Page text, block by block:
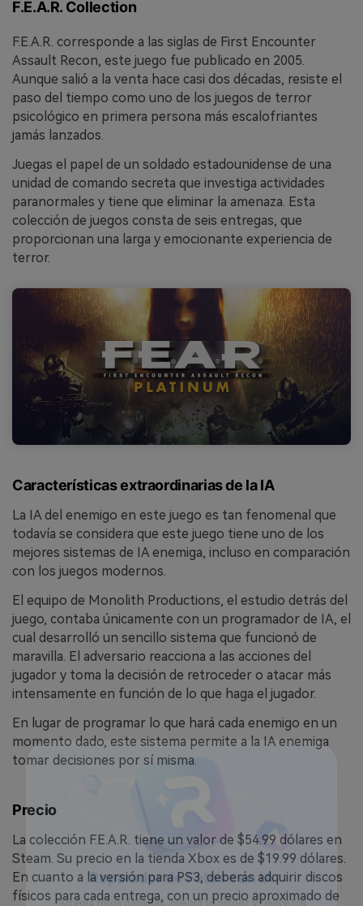
F.E.A.R. Collection
F.E.A.R. corresponde a las siglas de First Encounter
Assault Recon, este juego fue publicado en 2005.
Aunque salió a la venta hace casi dos décadas, resiste el
paso del tiempo como uno de los juegos de terror
psicológico en primera persona más escalofriantes
jamás lanzados.
Juegas el papel de un soldado estadounidense de una
unidad de comando secreta que investiga actividades
paranormales y tiene que eliminar la amenaza. Esta
colección de juegos consta de seis entregas, que
proporcionan una larga y emocionante experiencia de
terror.
Características extraordinarias de la IA
La IA del enemigo en este juego es tan fenomenal que
todavía se considera que este juego tiene uno de los
mejores sistemas de IA enemiga, incluso en comparación
con los juegos modernos.
El equipo de Monolith Productions, el estudio detrás del
juego, contaba únicamente con un programador de IA, el
cual desarrolló un sencillo sistema que funcionó de
maravilla. El adversario reacciona a las acciones del
jugador y toma la decisión de retroceder o atacar más
intensamente en función de lo que haga el jugador.
En lugar de programar lo que hará cada enemigo en un
momento dado, este sistema permite a la IA enemiga
tomar decisiones por sí misma.
Precio
La colección F.E.A.R. tiene un valor de $54.99 dólares en
Steam. Su precio en la tienda Xbox es de $19.99 dólares.
En cuanto a la versión para PS3, deberás adquirir discos
físicos para cada entrega, con un precio aproximado de